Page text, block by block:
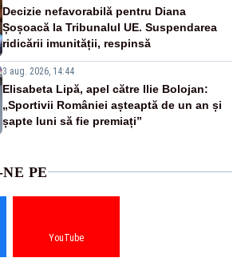
Decizie nefavorabilă pentru Diana
Șoșoacă la Tribunalul UE. Suspendarea
ridicării imunității, respinsă
3 aug. 2026, 14:44
Elisabeta Lipă, apel către Ilie Bolojan:
„Sportivii României așteaptă de un an și
șapte luni să fie premiați”
PE
YouTube